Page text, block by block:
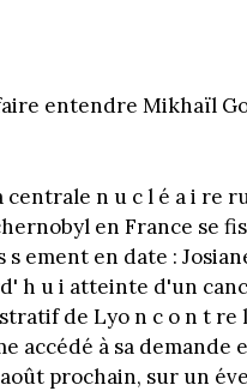
entendre Mikhaïl
n u c l é a i re
en France se
ement en date :
h u i atteinte d'un
de Lyo n c o n t re
accédé à sa demande
prochain, sur un